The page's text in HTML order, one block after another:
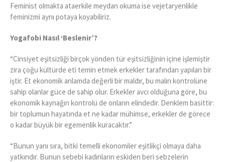
Feminist olmakta ataerkile meydan okuma ise vejetaryenlikle
feminizmi aynı potaya koyabiliriz.
Yogafobi Nasıl ‘Beslenir’?
“Cinsiyet eşitsizliği birçok yönden tür eşitsizliğinin içine işlemiştir
zira çoğu kültürde eti temin etmek erkekler tarafından yapılan bir
iştir. Et ekonomik anlamda değerli bir maldır, bu malın kontrolüne
sahip olanlar güce de sahip olur. Erkekler avcı olduğuna göre, bu
ekonomik kaynağın kontrolü de onların elindedir. Denklem basittir:
bir toplumun hayatında et ne kadar mühimse, erkekler de görece
o kadar büyük bir egemenlik kuracaktır.”
“Bunun yanı sıra, bitki temelli ekonomiler eşitlikçi olmaya daha
yatkındır. Bunun sebebi kadınların eskiden beri sebzelerin